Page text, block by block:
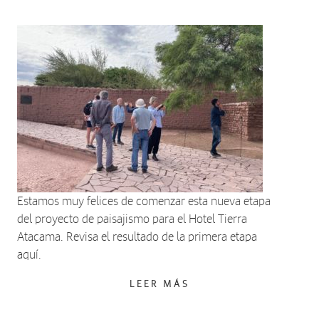
Estamos muy felices de comenzar esta nueva etapa
del proyecto de paisajismo para el Hotel Tierra
Atacama. Revisa el resultado de la primera etapa
aquí.
LEER MÁS